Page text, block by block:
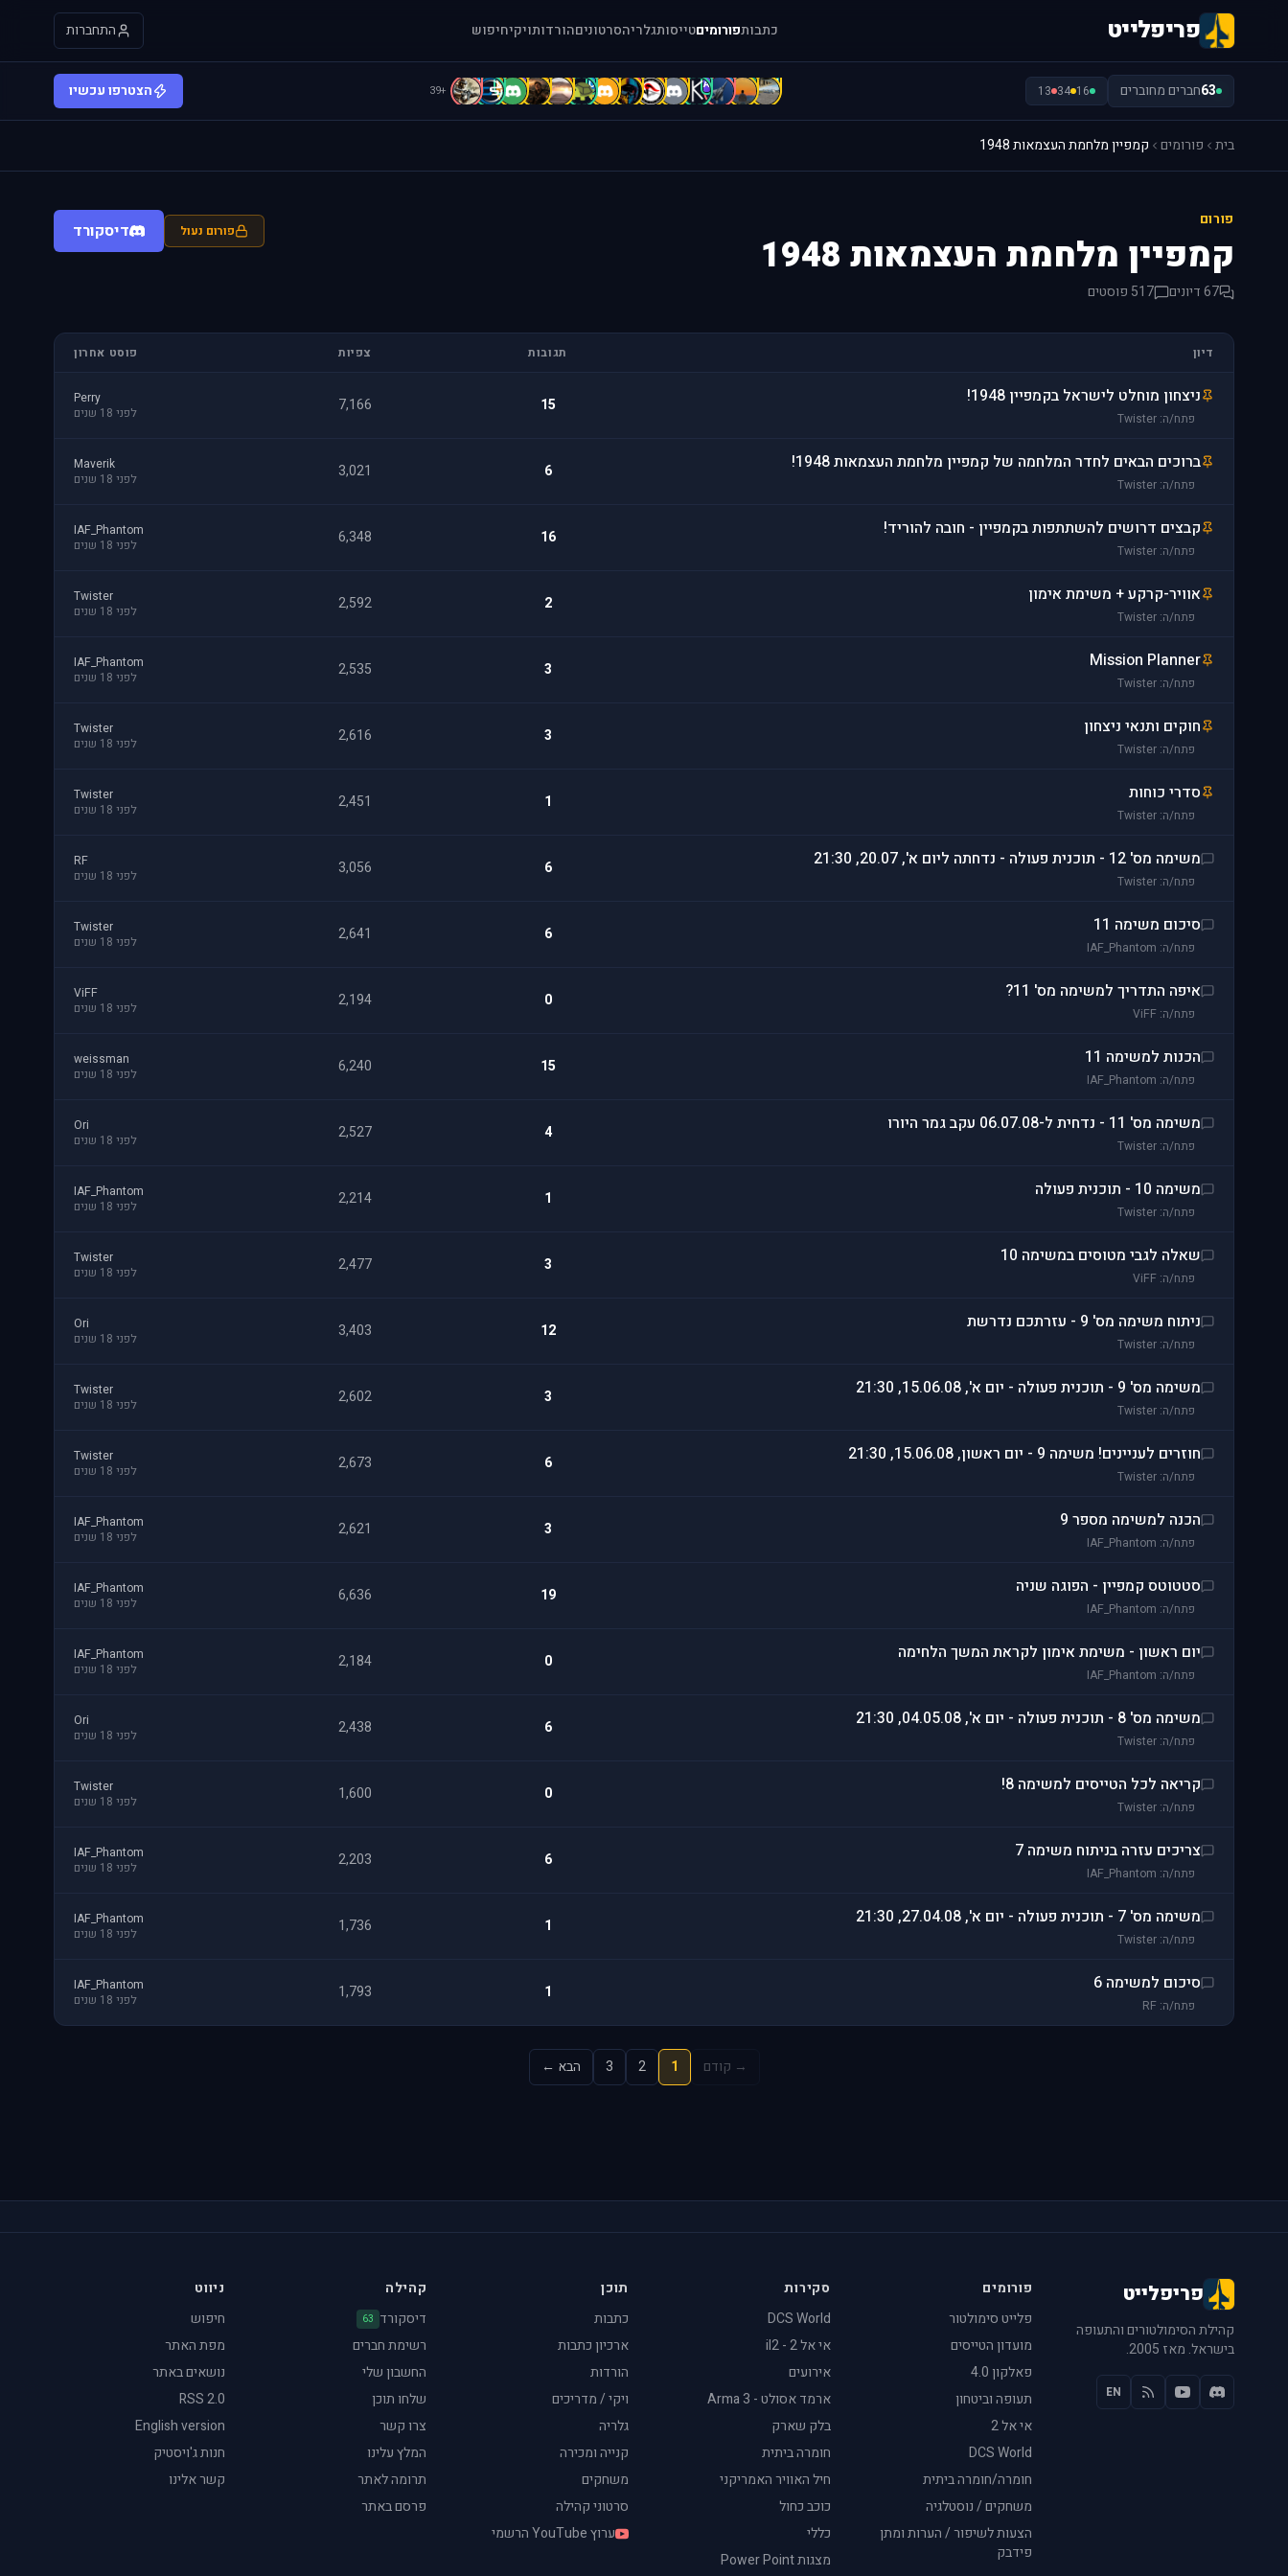
פריפלייט כתבותפורומיםטייסותגלריהסרטוניםהורדותויקיחיפוש התחברות
63חברים מחוברים 16
34
13
[
A
A
A
A
A
A
B
C
D
d
D
D
f
+39 הצטרפו עכשיו
בית פורומים קמפיין מלחמת העצמאות 1948
פורום
קמפיין מלחמת העצמאות 1948
67 דיונים 517 פוסטים
פורום נעול דיסקורד
דיון תגובות צפיות פוסט אחרון
ניצחון מוחלט לישראל בקמפיין 1948!
פתח/ה: Twister
15
7,166
Perry
לפני 18 שנים
ברוכים הבאים לחדר המלחמה של קמפיין מלחמת העצמאות 1948!
פתח/ה: Twister
6
3,021
Maverik
לפני 18 שנים
קבצים דרושים להשתתפות בקמפיין - חובה להוריד!
פתח/ה: Twister
16
6,348
IAF_Phantom
לפני 18 שנים
אוויר-קרקע + משימת אימון
פתח/ה: Twister
2
2,592
Twister
לפני 18 שנים
Mission Planner
פתח/ה: Twister
3
2,535
IAF_Phantom
לפני 18 שנים
חוקים ותנאי ניצחון
פתח/ה: Twister
3
2,616
Twister
לפני 18 שנים
סדרי כוחות
פתח/ה: Twister
1
2,451
Twister
לפני 18 שנים
משימה מס' 12 - תוכנית פעולה - נדחתה ליום א', 20.07, 21:30
פתח/ה: Twister
6
3,056
RF
לפני 18 שנים
סיכום משימה 11
פתח/ה: IAF_Phantom
6
2,641
Twister
לפני 18 שנים
איפה התדריך למשימה מס' 11?
פתח/ה: ViFF
0
2,194
ViFF
לפני 18 שנים
הכנות למשימה 11
פתח/ה: IAF_Phantom
15
6,240
weissman
לפני 18 שנים
משימה מס' 11 - נדחית ל-06.07.08 עקב גמר היורו
פתח/ה: Twister
4
2,527
Ori
לפני 18 שנים
משימה 10 - תוכנית פעולה
פתח/ה: Twister
1
2,214
IAF_Phantom
לפני 18 שנים
שאלה לגבי מטוסים במשימה 10
פתח/ה: ViFF
3
2,477
Twister
לפני 18 שנים
ניתוח משימה מס' 9 - עזרתכם נדרשת
פתח/ה: Twister
12
3,403
Ori
לפני 18 שנים
משימה מס' 9 - תוכנית פעולה - יום א', 15.06.08, 21:30
פתח/ה: Twister
3
2,602
Twister
לפני 18 שנים
חוזרים לעניינים! משימה 9 - יום ראשון, 15.06.08, 21:30
פתח/ה: Twister
6
2,673
Twister
לפני 18 שנים
הכנה למשימה מספר 9
פתח/ה: IAF_Phantom
3
2,621
IAF_Phantom
לפני 18 שנים
סטטוטס קמפיין - הפוגה שניה
פתח/ה: IAF_Phantom
19
6,636
IAF_Phantom
לפני 18 שנים
יום ראשון - משימת אימון לקראת המשך הלחימה
פתח/ה: IAF_Phantom
0
2,184
IAF_Phantom
לפני 18 שנים
משימה מס' 8 - תוכנית פעולה - יום א', 04.05.08, 21:30
פתח/ה: Twister
6
2,438
Ori
לפני 18 שנים
קריאה לכל הטייסים למשימה 8!
פתח/ה: Twister
0
1,600
Twister
לפני 18 שנים
צריכים עזרה בניתוח משימה 7
פתח/ה: IAF_Phantom
6
2,203
IAF_Phantom
לפני 18 שנים
משימה מס' 7 - תוכנית פעולה - יום א', 27.04.08, 21:30
פתח/ה: Twister
1
1,736
IAF_Phantom
לפני 18 שנים
סיכום למשימה 6
פתח/ה: RF
1
1,793
IAF_Phantom
לפני 18 שנים
→ קודם 1
2
3 הבא ←
פריפלייט
קהילת הסימולטורים והתעופה
בישראל. מאז 2005.
EN
פורומים
פלייט סימולטור
מועדון הטייסים
פאלקון 4.0
תעופה וביטחון
אי אל 2
DCS World
חומרה/חומרה ביתית
משחקים / נוסטלגיה
הצעות לשיפור / הערות ומתן
פידבק
סקירות
DCS World
אי אל 2 - il2
אירועים
ארמד אסולט - Arma 3
בלק שארק
חומרה ביתית
חיל האוויר האמריקני
כוכב כחול
כללי
מצגות Power Point
תוכן
כתבות
ארכיון כתבות
הורדות
ויקי / מדריכים
גלריה
קנייה ומכירה
משחקים
סרטוני קהילה
ערוץ YouTube הרשמי
קהילה
דיסקורד 63
רשימת חברים
החשבון שלי
שלחו תוכן
צרו קשר
המלץ עלינו
תרומה לאתר
פרסם באתר
ניווט
חיפוש
מפת האתר
נושאים באתר
RSS 2.0
English version
חנות ג'ויסטיק
קשר אלינו